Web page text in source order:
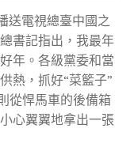
送電視總臺中國之
書記指出，我最年
年。各級黨委和當
熱，抓好“菜籃子”
從悍馬車的後備箱
心翼翼地拿出一張